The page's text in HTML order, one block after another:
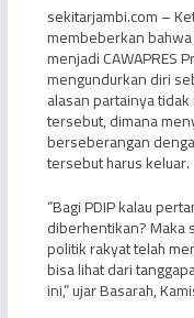
sekitarjambi.com –
membeberkan
menjadi CAWAPRES
mengundurkan diri
alasan partainya
tersebut, dimana
berseberangan
tersebut harus keluar.
“Bagi PDIP kalau
diberhentikan? Maka
politik rakyat telah
bisa lihat dari
ini,” ujar Basarah,